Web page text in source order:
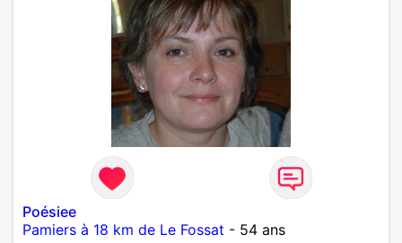
Poésiee
Pamiers à 18 km de Le Fossat - 54 ans